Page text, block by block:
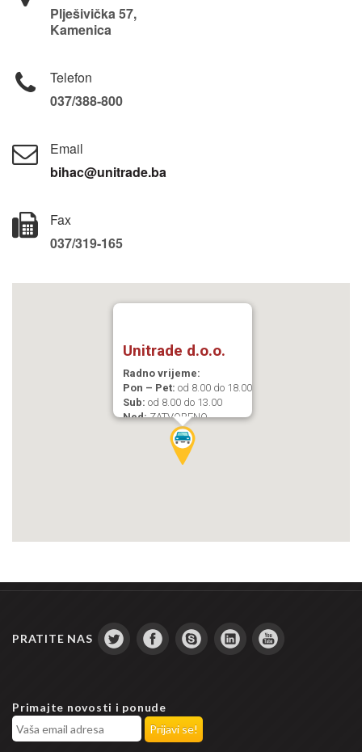
Plješivička 57,
Kamenica
Telefon
037/388-800
Email
bihac@unitrade.ba
Fax
037/319-165
Unitrade d.o.o.
Radno vrijeme:
Pon – Pet: od 8.00 do 18.00
Sub: od 8.00 do 13.00
Ned:ZATVORENO
PRATITE NAS
Primajte novosti i ponude